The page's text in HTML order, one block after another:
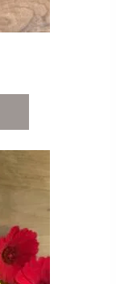
du
produit
produit
a
plusieurs
variations.
Les
options
peuvent